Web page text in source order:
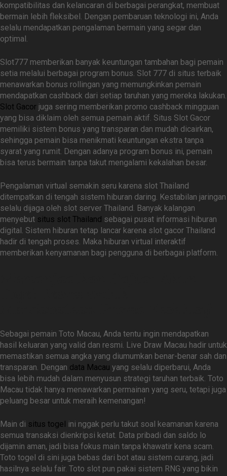
kompatibilitas dan kelancaran di berbagai perangkat, membuat
bermain lebih fleksibel. Dengan pembaruan teknologi ini, Anda
selalu mendapatkan pengalaman bermain yang segar dan
optimal.
Slot777 memberikan banyak keuntungan tambahan bagi pemain
setia melalui berbagai program bonus. Slot 777 di situs terbaik
menawarkan bonus rollingan yang memungkinkan pemain
mendapatkan cashback dari setiap taruhan yang mereka lakukan.
Slot Gacor juga sering memberikan promo cashback mingguan
yang bisa diklaim oleh semua pemain aktif. Situs Slot Gacor
memiliki sistem bonus yang transparan dan mudah dicairkan,
sehingga pemain bisa menikmati keuntungan ekstra tanpa
syarat yang rumit. Dengan adanya program bonus ini, pemain
bisa terus bermain tanpa takut mengalami kekalahan besar.
Pengalaman virtual semakin seru karena slot Thailand
ditempatkan di tengah sistem hiburan daring. Kestabilan jaringan
selalu dijaga oleh slot server Thailand. Banyak kalangan
menyebut situs slot Thailand sebagai pusat informasi hiburan
digital. Sistem hiburan tetap lancar karena slot gacor Thailand
hadir di tengah proses. Maka hiburan virtual interaktif
memberikan kenyamanan bagi pengguna di berbagai platform.
Sebagai pemain Toto Macau, Anda tentu ingin mendapatkan
hasil keluaran yang valid dan resmi. Live Draw Macau hadir untuk
memastikan semua angka yang diumumkan benar-benar sah dan
transparan. Dengan data Macau yang selalu diperbarui, Anda
bisa lebih mudah dalam menyusun strategi taruhan terbaik. Toto
Macau tidak hanya menawarkan permainan yang seru, tetapi juga
peluang besar untuk meraih kemenangan!
Main di situs togel ini nggak perlu takut soal keamanan karena
semua transaksi dienkripsi ketat. Data pribadi dan saldo lo
dijamin aman, jadi bisa fokus main tanpa khawatir kena scam.
Toto togel di sini juga bebas dari bot atau sistem curang, jadi
hasilnya selalu fair. Toto slot pun pakai sistem RNG yang bikin